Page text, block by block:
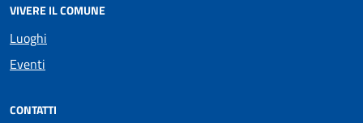
VIVERE IL COMUNE
Luoghi
Eventi
CONTATTI